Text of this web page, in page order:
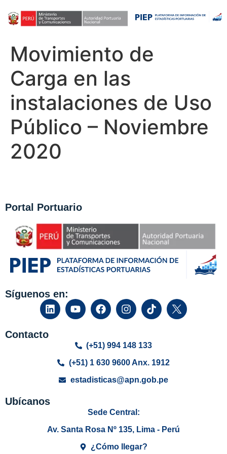
Movimiento de
Carga en las
instalaciones de Uso
Público – Noviembre
2020
Portal Portuario
Síguenos en:
Contacto
(+51) 994 148 133
(+51) 1 630 9600 Anx. 1912
estadisticas@apn.gob.pe
Ubícanos
Sede Central:
Av. Santa Rosa Nº 135, Lima - Perú
¿Cómo llegar?